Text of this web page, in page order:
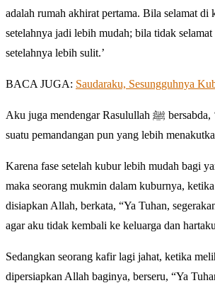
adalah rumah akhirat pertama. Bila selamat di
setelahnya jadi lebih mudah; bila tidak
setelahnya lebih sulit.’
BACA JUGA: Saudaraku, Sesungguhnya
Aku juga mendengar Rasulullah ﷺ bersabda, ‘Aku tidak melihat
suatu pemandangan pun yang lebih
Karena fase setelah kubur lebih mudah bagi
maka seorang mukmin dalam kuburnya,
disiapkan Allah, berkata, “Ya Tuhan,
agar aku tidak kembali ke keluarga dan
Sedangkan seorang kafir lagi jahat, ketika
dipersiapkan Allah baginya, berseru, “Ya